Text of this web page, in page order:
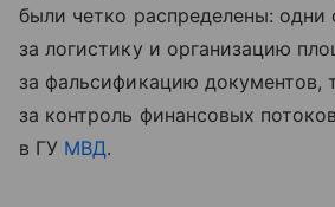
были четко распределены: одни
за логистику и организацию
за фальсификацию документов,
за контроль финансовых
в ГУ МВД.